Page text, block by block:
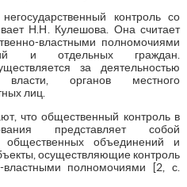
контроль со
Н.Н. Кулешова. Она считает
властными полномочиями
и отдельных граждан.
за деятельностью
власти, органов местного
лиц.
что общественный контроль в
представляет собой
общественных объединений и
осуществляющие контроль
властными полномочиями [2, с.